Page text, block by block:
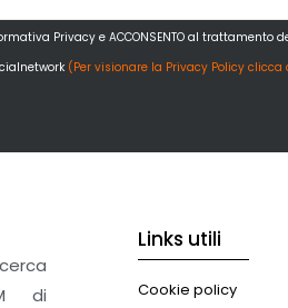
Privacy e ACCONSENTO al trattamento
(Per visionare la Privacy Policy clicca
di
Links utili
Cookie policy